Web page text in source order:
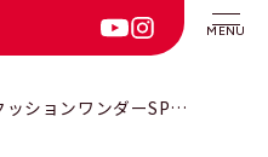
ションワンダーSP
MENU